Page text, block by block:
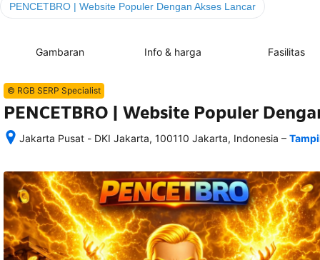
PENCETBRO | Website Populer Dengan Akses Lancar
Gambaran Info & harga Fasilitas
© RGB SERP Specialist
PENCETBRO | Website Populer
Jakarta Pusat - DKI Jakarta, 100110 Jakarta, Indonesia
semua
rincian
akomodasi
termasuk
nomor
telepon
–